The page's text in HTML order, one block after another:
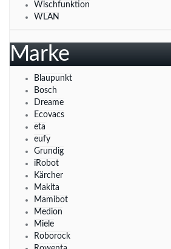
Wischfunktion
WLAN
Marke
Blaupunkt
Bosch
Dreame
Ecovacs
eta
eufy
Grundig
iRobot
Kärcher
Makita
Mamibot
Medion
Miele
Roborock